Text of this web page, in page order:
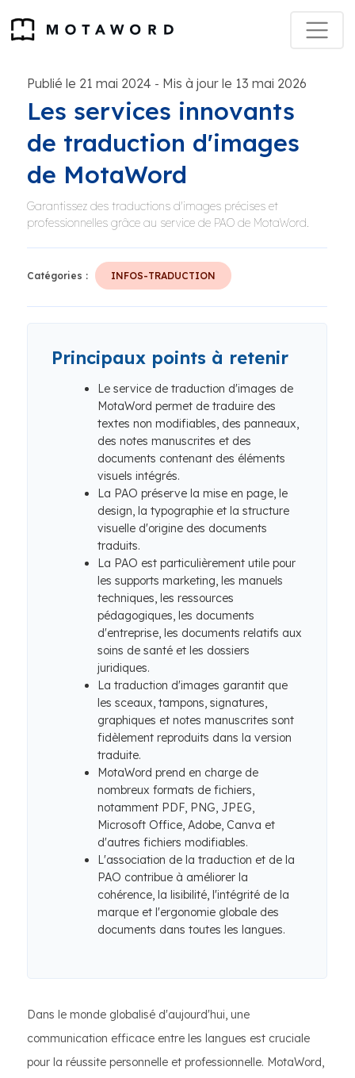
Publié le 21 mai 2024 - Mis à jour le 13 mai 2026
Les services innovants
de traduction d'images
de MotaWord
Garantissez des traductions d'images précises et
professionnelles grâce au service de PAO de MotaWord.
Catégories : INFOS-TRADUCTION
Principaux points à retenir
Le service de traduction d'images de
MotaWord permet de traduire des
textes non modifiables, des panneaux,
des notes manuscrites et des
documents contenant des éléments
visuels intégrés.
La PAO préserve la mise en page, le
design, la typographie et la structure
visuelle d'origine des documents
traduits.
La PAO est particulièrement utile pour
les supports marketing, les manuels
techniques, les ressources
pédagogiques, les documents
d'entreprise, les documents relatifs aux
soins de santé et les dossiers
juridiques.
La traduction d'images garantit que
les sceaux, tampons, signatures,
graphiques et notes manuscrites sont
fidèlement reproduits dans la version
traduite.
MotaWord prend en charge de
nombreux formats de fichiers,
notamment PDF, PNG, JPEG,
Microsoft Office, Adobe, Canva et
d'autres fichiers modifiables.
L'association de la traduction et de la
PAO contribue à améliorer la
cohérence, la lisibilité, l'intégrité de la
marque et l'ergonomie globale des
documents dans toutes les langues.
Dans le monde globalisé d'aujourd'hui, une
communication efficace entre les langues est cruciale
pour la réussite personnelle et professionnelle. MotaWord,